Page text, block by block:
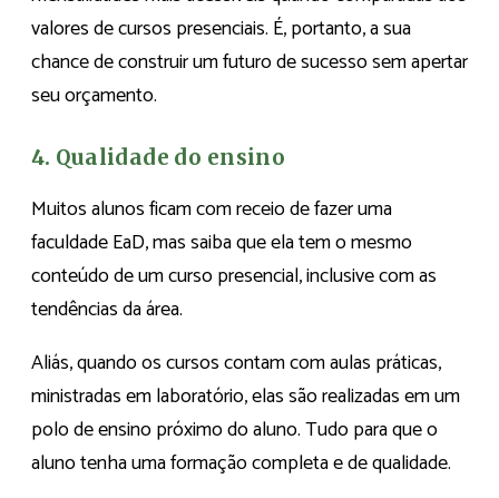
valores de cursos presenciais. É, portanto, a sua
chance de construir um futuro de sucesso sem apertar
seu orçamento.
4. Qualidade do ensino
Muitos alunos ficam com receio de fazer uma
faculdade EaD, mas saiba que ela tem o mesmo
conteúdo de um curso presencial, inclusive com as
tendências da área.
Aliás, quando os cursos contam com aulas práticas,
ministradas em laboratório, elas são realizadas em um
polo de ensino próximo do aluno. Tudo para que o
aluno tenha uma formação completa e de qualidade.